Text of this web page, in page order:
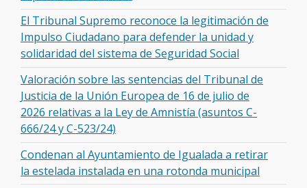
El Tribunal Supremo reconoce la legitimación de
Impulso Ciudadano para defender la unidad y
solidaridad del sistema de Seguridad Social
Valoración sobre las sentencias del Tribunal de
Justicia de la Unión Europea de 16 de julio de
2026 relativas a la Ley de Amnistía (asuntos C-
666/24 y C-523/24)
Condenan al Ayuntamiento de Igualada a retirar
la estelada instalada en una rotonda municipal